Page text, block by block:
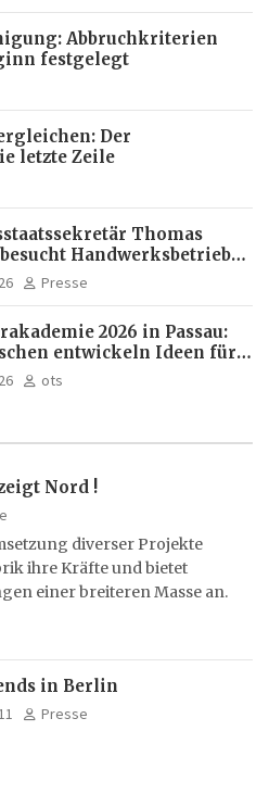
Abbruchkriterien
festgelegt
Der
letzte Zeile
Thomas
Handwerksbetrieb
Freiburg
Presse
2026 in Passau:
entwickeln Ideen für
ots
Nord !
diverser Projekte
ihre Kräfte und bietet
einer breiteren Masse an.
in Berlin
Presse